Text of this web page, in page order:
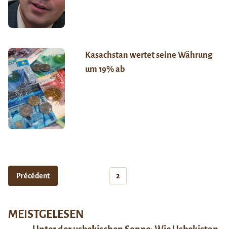
Kasachstan wertet seine Währung
um 19% ab
Précédent 2
MEISTGELESEN